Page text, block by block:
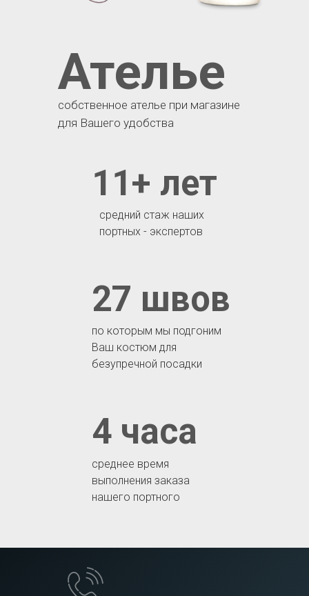
среднее время
выполнения заказа
нашего портного
4 часа
по которым мы подгоним
Ваш костюм для
безупречной посадки
27 швов
средний стаж наших
портных - экспертов
11+ лет
Ателье
собственное ателье при магазине
для Вашего удобства